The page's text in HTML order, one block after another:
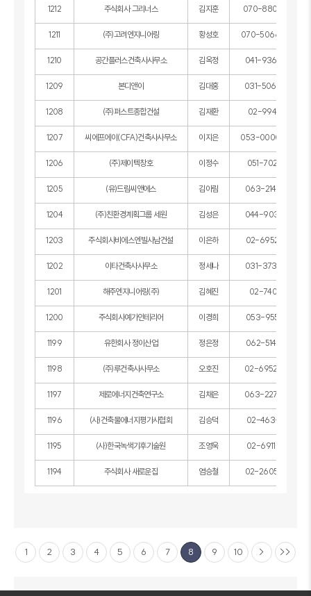
1212 주식회사 그리너스 김지훈 070-8801-2345
1211 (주)고려엔지니어링 황성호 070-5066-6360
1210 공간플러스건축사사무소 김옥정 041-936-3535
1209 본디앤이 김대홍 031-506-0330
1208 (주)퍼스트종합건설 김재환 02-994-4001
1207 씨에프에이(CFA)건축사사무소 이지은 053-0000-0000
1206 (주)제이텍창호 이정수 051-702-1084
1205 (유)드림씨앤에스 김아림 063-214-4666
1204 (주)친환경계획그룹 세원 김성은 044-903-1903
1203 주식회사비에스엔빌사남건설 이은하 02-6952-7891
1202 이타건축사사무소 정세나 031-373-2834
1201 해주엔지니어링(주) 김혜진 02-740-1100
1200 주식회사예가인테리어 이경희 053-955-4321
1199 유한회사 정이산업 정은정 062-514-4004
1198 (주)루건축사사무소 오호진 02-6952-6550
1197 제로에너지건축연구소 김채은 063-227-3377
1196 (사)건축물에너지평가사협회 김승덕 02-463-4083
1195 (사)한국녹색기후기술원 조영욱 02-6911-4568
1194 주식회사 새로운집 염승철 02-2605-7770
1 2 3 4 5 6 7 8 9 10 > >>